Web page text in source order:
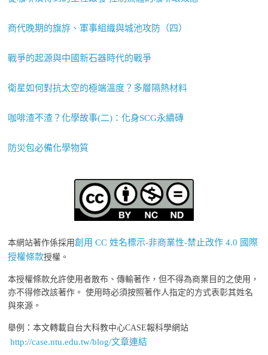
商代晚期的旗斿、軍事組織與城池攻防（四）
戰爭的起源與中國新石器時代的戰爭
衛星如何對抗太空的極端溫度？多層隔熱材料
咖啡渣不渣？化學故事(二)：化身SCG永續磚
防災包必備化學物質
本網站著作係採用創用 CC 姓名標示-非商業性-禁止改作 4.0 國際
授權條款授權。
本授權條款允許使用者散布、傳輸著作，但不得為商業目的之使用，
亦不得修改該著作。 使用時必須按照著作人指定的方式表彰其姓名
與來源。
舉例：本文轉載自台大科教中心CASE報科學網站
http://case.ntu.edu.tw/blog/文章連結